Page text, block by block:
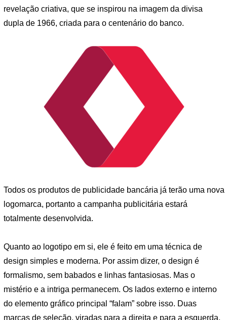
revelação criativa, que se inspirou na imagem da divisa
dupla de 1966, criada para o centenário do banco.
Todos os produtos de publicidade bancária já terão uma nova
logomarca, portanto a campanha publicitária estará
totalmente desenvolvida.
Quanto ao logotipo em si, ele é feito em uma técnica de
design simples e moderna. Por assim dizer, o design é
formalismo, sem babados e linhas fantasiosas. Mas o
mistério e a intriga permanecem. Os lados externo e interno
do elemento gráfico principal “falam” sobre isso. Duas
marcas de seleção, viradas para a direita e para a esquerda,